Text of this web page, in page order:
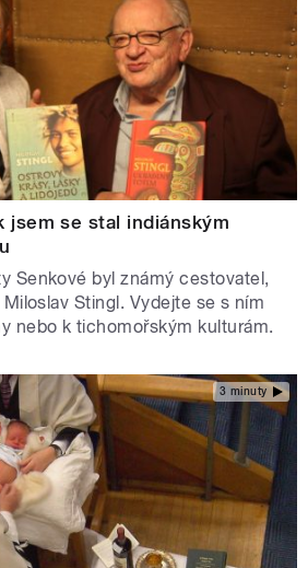
jsem se stal indiánským
Senkové byl známý cestovatel,
Stingl. Vydejte se s ním
nebo k tichomořským kulturám.
3 minuty